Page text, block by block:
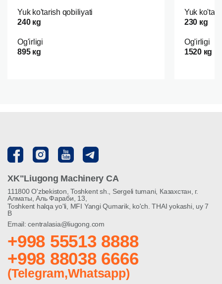
Yuk ko'tarish qobiliyati
240 кg
Og'irligi
895 кg
Yuk
230 кg
Og'irligi
1520 кg
XK"Liugong Machinery CA
111800 O'zbekiston, Toshkent sh., Sergeli tumani, Казахстан, г.
Алматы, Аль Фараби, 13,
Toshkent halqa yo'li, MFI Yangi Qumarik, ko'ch. THAI yokashi, uy 7
B
Email: centralasia@liugong.com
+998 55513 8888
+998 88038 6666
(Telegram,Whatsapp)